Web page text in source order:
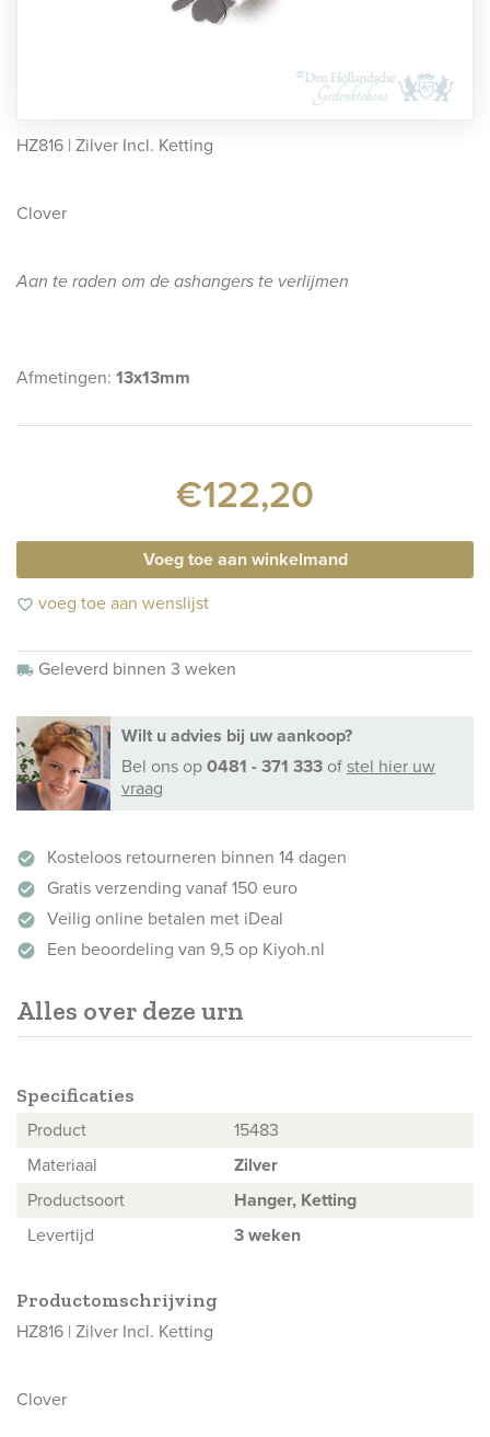
HZ816 | Zilver Incl. Ketting
Clover
Aan te raden om de ashangers te verlijmen
Afmetingen: 13x13mm
€122,20
Voeg toe aan winkelmand
favorite_border voeg toe aan wenslijst
local_shipping Geleverd binnen 3 weken
Wilt u advies bij uw aankoop?
Bel ons op0481 - 371 333 ofstel hier uw
vraag
check_circle Kosteloos retourneren binnen 14 dagen
check_circle Gratis verzending vanaf 150 euro
check_circle Veilig online betalen met iDeal
check_circle Een beoordeling van 9,5 op Kiyoh.nl
Alles over deze urn
Specificaties
Product
15483
Materiaal
Zilver
Productsoort
Hanger, Ketting
Levertijd
3 weken
Productomschrijving
HZ816 | Zilver Incl. Ketting
Clover